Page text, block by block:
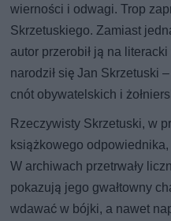
wierności i odwagi. Trop
Skrzetuskiego. Zamiast
autor przerobił ją na
narodził się Jan Skrzetuski
cnót obywatelskich i
Rzeczywisty Skrzetuski, w
książkowego
W archiwach przetrwały
pokazują jego gwałtowny
wdawać w bójki, a nawet